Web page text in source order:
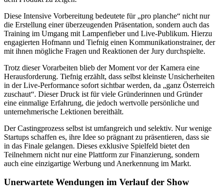
Diese Intensive Vorbereitung bedeutete für „pro planche“ nicht nur
die Erstellung einer überzeugenden Präsentation, sondern auch das
Training im Umgang mit Lampenfieber und Live-Publikum. Hierzu
engagierten Hofmann und Tiefnig einen Kommunikationstrainer, der
mit ihnen mögliche Fragen und Reaktionen der Jury durchspielte.
Trotz dieser Vorarbeiten blieb der Moment vor der Kamera eine
Herausforderung. Tiefnig erzählt, dass selbst kleinste Unsicherheiten
in der Live-Performance sofort sichtbar werden, da „ganz Österreich
zuschaut“. Dieser Druck ist für viele Gründerinnen und Gründer
eine einmalige Erfahrung, die jedoch wertvolle persönliche und
unternehmerische Lektionen bereithält.
Der Castingprozess selbst ist umfangreich und selektiv. Nur wenige
Startups schaffen es, ihre Idee so prägnant zu präsentieren, dass sie
in das Finale gelangen. Dieses exklusive Spielfeld bietet den
Teilnehmern nicht nur eine Plattform zur Finanzierung, sondern
auch eine einzigartige Werbung und Anerkennung im Markt.
Unerwartete Wendungen im Verlauf der Show